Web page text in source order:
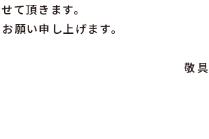
て頂きます。
願い申し上げます。
敬具